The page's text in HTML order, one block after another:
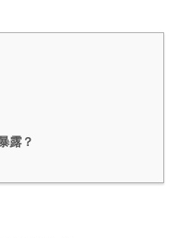
露？